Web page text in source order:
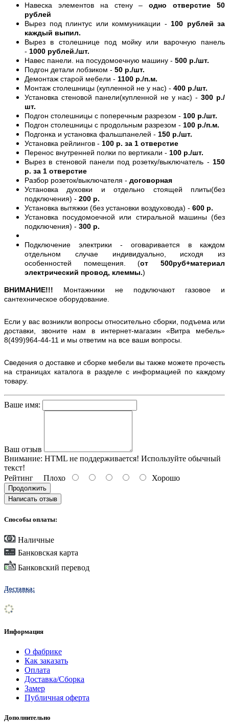
Навеска элементов на стену –одно отверстие 50
рублей
Вырез под плинтус или коммуникации - 100 рублей за
каждый выпил.
Вырез в столешнице под мойку или варочную панель
- 1000 рублей./шт.
Навес панели. на посудомоечную машину - 500 р./шт.
Подгон детали лобзиком - 50 р./шт.
Демонтаж старой мебели - 1100 р./п.м.
Монтаж столешницы (купленной не у нас) - 400 р./шт.
Установка стеновой панели(купленной не у нас) -300 р./
шт.
Подгон столешницы с поперечным разрезом - 100 р./шт.
Подгон столешницы с продольным разрезом - 100 р./п.м.
Подгонка и установка фальшпанелей - 150 р./шт.
Установка рейлингов - 100 р. за 1 отверстие
Перенос внутренней полки по вертикали - 100 р./шт.
Вырез в стеновой панели под розетку/выключатель - 150
р. за 1 отверстие
Разбор розеток/выключателя - договорная
Установка духовки и отдельно стоящей плиты(без
подключения) - 200 р.
Установка вытяжки (без установки воздуховода) - 600 р.
Установка посудомоечной или стиральной машины (без
подключения) - 300 р.
Подключение электрики - оговаривается в каждом
отдельном случае индивидуально, исходя из
особенностей помещения. (от 500руб+материал
электрический провод, клеммы.)
ВНИМАНИЕ!!! Монтажники не подключают газовое и
сантехническое оборудование.
Если у вас возникли вопросы относительно сборки, подъема или
доставки, звоните нам в интернет-магазин «Витра мебель»
8(499)964-44-11 и мы ответим на все ваши вопросы.
Сведения о доставке и сборке мебели вы также можете прочесть
на страницах каталога в разделе с информацией по каждому
товару.
Ваше имя:
Ваш отзыв
Внимание: HTML не поддерживается! Используйте обычный
текст!
Рейтинг Плохо Хорошо
Продолжить
Написать отзыв
Способы оплаты:
Наличные
Банковская карта
Банковский перевод
Доставка:
Информация
О фабрике
Как заказать
Оплата
Доставка/Сборка
Замер
Публичная оферта
Дополнительно